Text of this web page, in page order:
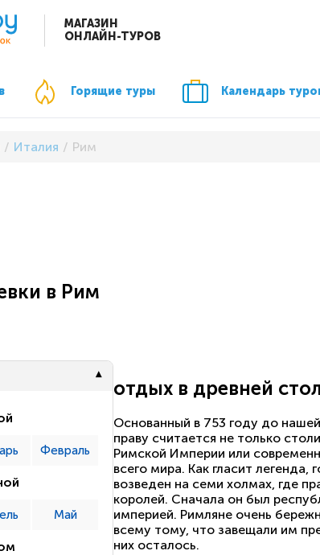
МАГАЗИН
ОНЛАЙН-ТУРОВ
Горящие туры Календарь
Италия Рим
в Рим
Февраль
Май
отдых в древней
Основанный в 753 году до
праву считается не только
Римской Империи или
всего мира. Как гласит легенда,
возведен на семи холмах, где
королей. Сначала он был
империей. Римляне очень
всему тому, что завещали им
них осталось.